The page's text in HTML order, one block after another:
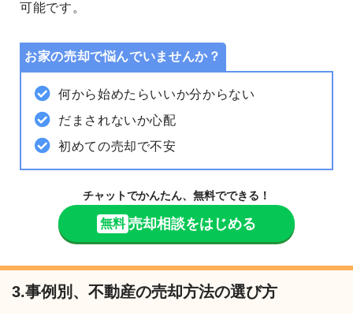
可能です。
お家の売却で悩んでいませんか？
何から始めたらいいか分からない
だまされないか心配
初めての売却で不安
チャットでかんたん、無料でできる！
無料 売却相談をはじめる
3.事例別、不動産の売却方法の選び方